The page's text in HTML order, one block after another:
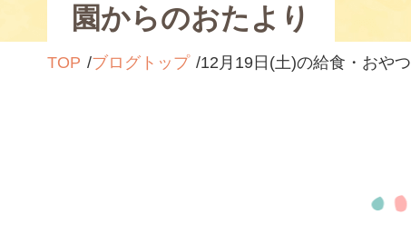
園からのおたより
TOP ブログトップ 12月19日(土)の給食・おやつ